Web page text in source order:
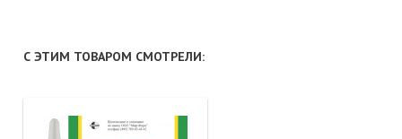
С ЭТИМ ТОВАРОМ СМОТРЕЛИ: